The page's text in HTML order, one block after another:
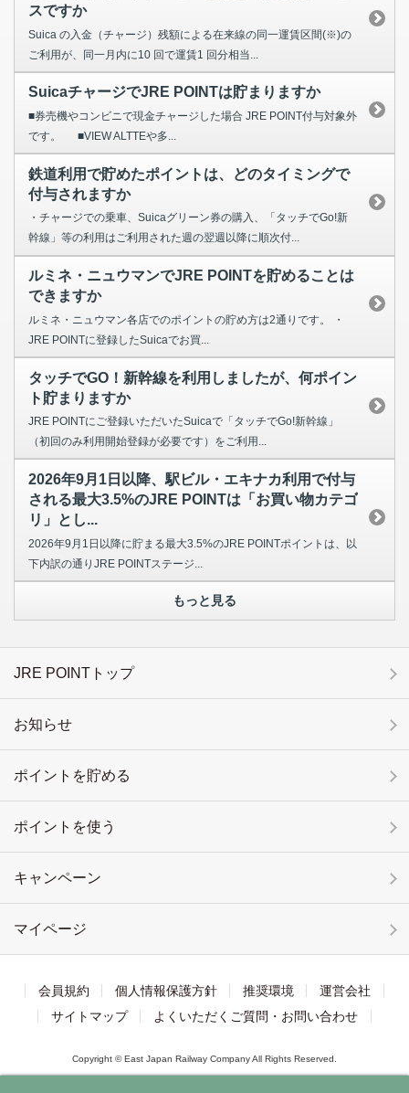
スですか
Suica の入金（チャージ）残額による在来線の同一運賃区間(※)の
ご利用が、同一月内に10 回で運賃1 回分相当...
SuicaチャージでJRE POINTは貯まりますか
■券売機やコンビニで現金チャージした場合 JRE POINT付与対象外
です。 ■VIEW ALTTEや多...
鉄道利用で貯めたポイントは、どのタイミングで
付与されますか
・チャージでの乗車、Suicaグリーン券の購入、「タッチでGo!新
幹線」等の利用はご利用された週の翌週以降に順次付...
ルミネ・ニュウマンでJRE POINTを貯めることは
できますか
ルミネ・ニュウマン各店でのポイントの貯め方は2通りです。 ・
JRE POINTに登録したSuicaでお買...
タッチでGO！新幹線を利用しましたが、何ポイン
ト貯まりますか
JRE POINTにご登録いただいたSuicaで「タッチでGo!新幹線」
（初回のみ利用開始登録が必要です）をご利用...
2026年9月1日以降、駅ビル・エキナカ利用で付与
される最大3.5%のJRE POINTは「お買い物カテゴ
リ」とし...
2026年9月1日以降に貯まる最大3.5%のJRE POINTポイントは、以
下内訳の通りJRE POINTステージ...
もっと見る
JRE POINTトップ
お知らせ
ポイントを貯める
ポイントを使う
キャンペーン
マイページ
会員規約 個人情報保護方針 推奨環境
運営会社
サイトマップ
よくいただくご質問・お問い合わせ
Copyright © East Japan Railway Company All Rights Reserved.